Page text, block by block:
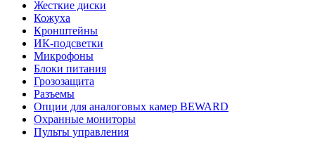
Жесткие диски
Кожуха
Кронштейны
ИК-подсветки
Микрофоны
Блоки питания
Грозозащита
Разъемы
Опции для аналоговых камер BEWARD
Охранные мониторы
Пульты управления